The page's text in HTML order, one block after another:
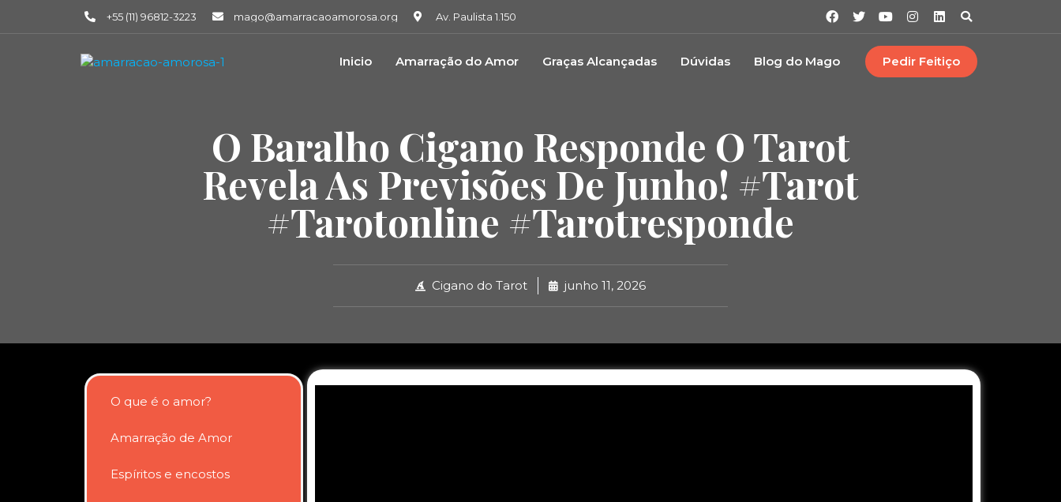
+55 (11) 96812-3223 mago@amarracaoamorosa.org Av. Paulista 1.150
Inicio Amarração do Amor Graças Alcançadas Dúvidas Blog do Mago Pedir Feitiço
O Baralho Cigano Responde O Tarot
Revela As Previsões De Junho! #tarot
#tarotonline #tarotresponde
Cigano do Tarot junho 11, 2026
O que é o amor?
Amarração de Amor
Espíritos e encostos